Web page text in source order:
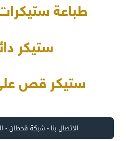
طباعة
ستيكر
ستيكر قص
الاتصال بنا -شبكة قحطان-